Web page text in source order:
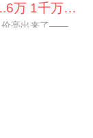
尊界V800 V680售价64.8-101.6万 1千万内最好的MPV
余承东刚刚把尊界V680和V800的正式售价亮出来了——64.8万起和76.6万起。对比预售时65-90万和80-120万的区间，起售价都往下调了一截，这个信号很明确：尊界想在百万级MPV市场尽快站稳脚跟。